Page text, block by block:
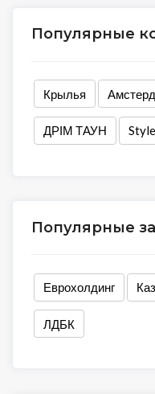
Популярные
Крылья
ДРІМ ТАУН
Популярные
Еврохолдинг
ЛДБК